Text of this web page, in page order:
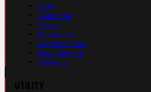
Auto
Autosprint
Inmoto
Motosprint
Guerinsportivo
Sport Network
Fantacup